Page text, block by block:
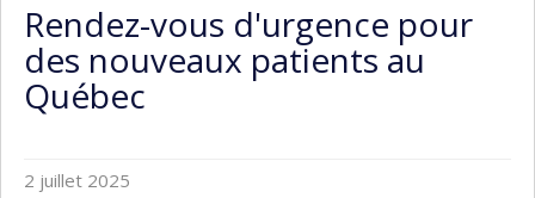
Rendez-vous d'urgence pour
des nouveaux patients au
Québec
2 juillet 2025